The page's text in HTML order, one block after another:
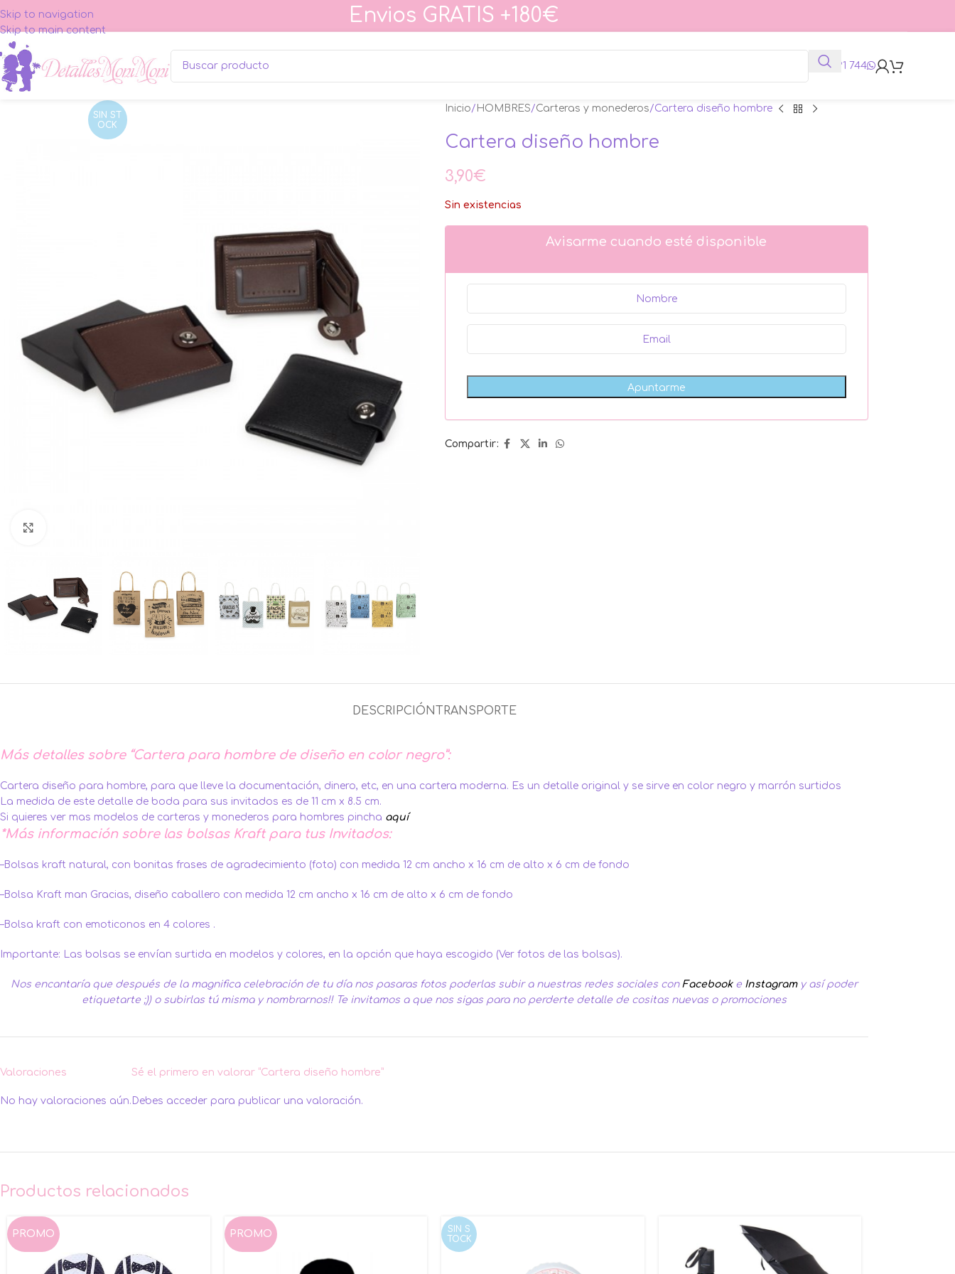
Skip to navigation
Skip to main content
Envios GRATIS +180€
625 991 744
SIN ST
OCK
Inicio HOMBRES Carteras y monederos Cartera diseño hombre
Cartera diseño hombre
3,90€
Sin existencias
Avisarme cuando esté disponible
Compartir:
DESCRIPCIÓN TRANSPORTE
Más detalles sobre “Cartera para hombre de diseño en color negro”:
Cartera diseño para hombre, para que lleve la documentación, dinero, etc, en una cartera moderna. Es un detalle original y se sirve en color negro y marrón surtidos
La medida de este detalle de boda para sus invitados es de 11 cm x 8.5 cm.
Si quieres ver mas modelos de carteras y monederos para hombres pincha aquí
*Más información sobre las bolsas Kraft para tus Invitados:
–Bolsas kraft natural, con bonitas frases de agradecimiento (foto) con medida 12 cm ancho x 16 cm de alto x 6 cm de fondo
–Bolsa Kraft man Gracias, diseño caballero con medida 12 cm ancho x 16 cm de alto x 6 cm de fondo
–Bolsa kraft con emoticonos en 4 colores .
Importante: Las bolsas se envían surtida en modelos y colores, en la opción que haya escogido (Ver fotos de las bolsas).
Nos encantaría que después de la magnifica celebración de tu día nos pasaras fotos poderlas subir a nuestras redes sociales con Facebook e Instagram y así poder
etiquetarte ;)) o subirlas tú misma y nombrarnos!! Te invitamos a que nos sigas para no perderte detalle de cositas nuevas o promociones
Valoraciones
No hay valoraciones aún.
Sé el primero en valorar “Cartera diseño hombre”
Debes acceder para publicar una valoración.
Productos relacionados
PROMO PROMO
SIN S
TOCK